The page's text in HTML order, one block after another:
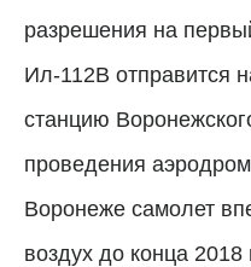
разрешения на
Ил-112В отправится
станцию
проведения
Воронеже самолет
воздух до конца 2018